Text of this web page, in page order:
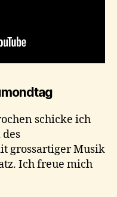
schicke ich
grossartiger Musik
Ich freue mich